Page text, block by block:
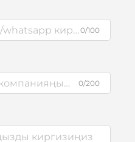
0/100
0/200